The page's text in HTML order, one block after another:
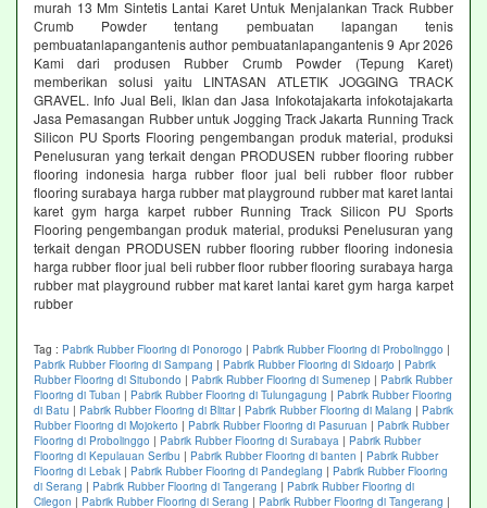
murah 13 Mm Sintetis Lantai Karet Untuk Menjalankan Track Rubber
Crumb Powder tentang pembuatan lapangan tenis
pembuatanlapangantenis author pembuatanlapangantenis 9 Apr 2026
Kami dari produsen Rubber Crumb Powder (Tepung Karet)
memberikan solusi yaitu LINTASAN ATLETIK JOGGING TRACK
GRAVEL. Info Jual Beli, Iklan dan Jasa Infokotajakarta infokotajakarta
Jasa Pemasangan Rubber untuk Jogging Track Jakarta Running Track
Silicon PU Sports Flooring pengembangan produk material, produksi
Penelusuran yang terkait dengan PRODUSEN rubber flooring rubber
flooring indonesia harga rubber floor jual beli rubber floor rubber
flooring surabaya harga rubber mat playground rubber mat karet lantai
karet gym harga karpet rubber Running Track Silicon PU Sports
Flooring pengembangan produk material, produksi Penelusuran yang
terkait dengan PRODUSEN rubber flooring rubber flooring indonesia
harga rubber floor jual beli rubber floor rubber flooring surabaya harga
rubber mat playground rubber mat karet lantai karet gym harga karpet
rubber
Tag : Pabrik Rubber Flooring di Ponorogo | Pabrik Rubber Flooring di Probolinggo |
Pabrik Rubber Flooring di Sampang | Pabrik Rubber Flooring di Sidoarjo | Pabrik
Rubber Flooring di Situbondo | Pabrik Rubber Flooring di Sumenep | Pabrik Rubber
Flooring di Tuban | Pabrik Rubber Flooring di Tulungagung | Pabrik Rubber Flooring
di Batu | Pabrik Rubber Flooring di Blitar| Pabrik Rubber Flooring di Malang | Pabrik
Rubber Flooring di Mojokerto | Pabrik Rubber Flooring di Pasuruan | Pabrik Rubber
Flooring di Probolinggo | Pabrik Rubber Flooring di Surabaya | Pabrik Rubber
Flooring di Kepulauan Seribu | Pabrik Rubber Flooring di banten | Pabrik Rubber
Flooring di Lebak | Pabrik Rubber Flooring di Pandeglang | Pabrik Rubber Flooring
di Serang | Pabrik Rubber Flooring di Tangerang | Pabrik Rubber Flooring di
Cilegon | Pabrik Rubber Flooring di Serang | Pabrik Rubber Flooring di Tangerang |